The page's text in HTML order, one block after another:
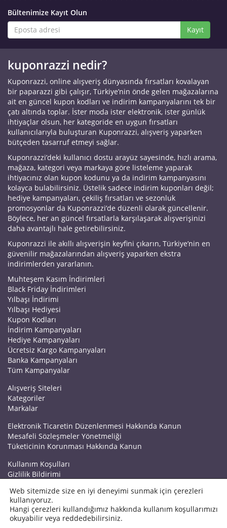
Bültenimize Kayıt Olun
Kayıt
kuponrazzi nedir?
Kuponrazzi, online alışveriş dünyasında fırsatları kovalayan
bir paparazzi gibi çalışır, Türkiye’nin önde gelen mağazalarına
ait en güncel kupon kodları ve indirim kampanyalarını tek bir
çatı altında toplar. İster moda ister elektronik, ister günlük
ihtiyaçlar olsun, her kategoride en uygun fırsatları
kullanıcılarıyla buluşturan Kuponrazzi, alışveriş yaparken
bütçeden tasarruf etmeyi sağlar.
Kuponrazzi’deki kullanıcı dostu arayüz sayesinde, hızlı arama,
mağaza, kategori veya markaya göre listeleme yaparak
ihtiyacınız olan kupon kodunu ya da indirim kampanyasını
kolayca bulabilirsiniz. Üstelik sadece indirim kuponları değil;
hediye kampanyaları, çekiliş fırsatları ve sezonluk
promosyonlar da Kuponrazzi’de düzenli olarak güncellenir.
Böylece, her an güncel fırsatlarla karşılaşarak alışverişinizi
daha avantajlı hale getirebilirsiniz.
Kuponrazzi ile akıllı alışverişin keyfini çıkarın, Türkiye’nin en
güvenilir mağazalarından alışveriş yaparken ekstra
indirimlerden yararlanın.
Muhteşem Kasım İndirimleri
Black Friday İndirimleri
Yılbaşı İndirimi
Yılbaşı Hediyesi
Kupon Kodları
İndirim Kampanyaları
Hediye Kampanyaları
Ücretsiz Kargo Kampanyaları
Banka Kampanyaları
Tüm Kampanyalar
Alışveriş Siteleri
Kategoriler
Markalar
Elektronik Ticaretin Düzenlenmesi Hakkında Kanun
Mesafeli Sözleşmeler Yönetmeliği
Tüketicinin Korunması Hakkında Kanun
Kullanım Koşulları
Gizlilik Bildirimi
Kuponrazzi Blog
Mağaza Ekle
İletişim
Web sitemizde size en iyi deneyimi sunmak için çerezleri
kullanıyoruz.
Hangi çerezleri kullandığımız hakkında kullanım koşullarımızı
okuyabilir veya reddedebilirsiniz.